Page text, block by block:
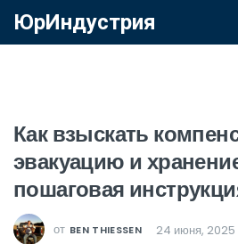
ЮрИндустрия
Как взыскать
эвакуацию и
пошаговая
от BEN THIESSEN
24 июня, 2025